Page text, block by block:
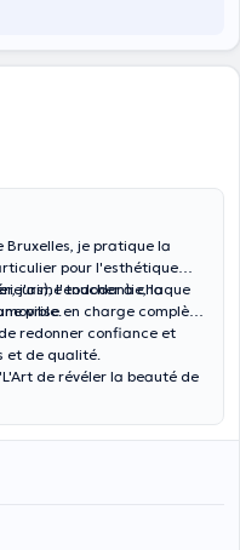
je pratique la
pour l'esthétique
l'endodontie, la
j'aime toucher à chaque
prise en charge complète
redonner confiance et
et de qualité.
de révéler la beauté de